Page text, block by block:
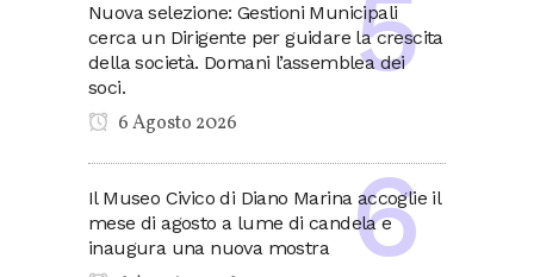
Nuova selezione: Gestioni Municipali
cerca un Dirigente per guidare la crescita
della società. Domani l’assemblea dei
soci.
6 Agosto 2026
Il Museo Civico di Diano Marina accoglie il
mese di agosto a lume di candela e
inaugura una nuova mostra